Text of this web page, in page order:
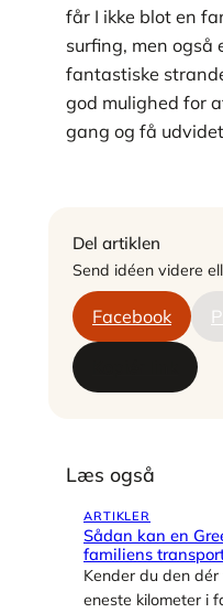
får I ikke blot en
surfing, men også
fantastiske
god mulighed for
gang og få
Del artiklen
Send idéen videre
Facebook
Læs også
ARTIKLER
Sådan kan en
familiens
Kender du den
eneste kilometer i